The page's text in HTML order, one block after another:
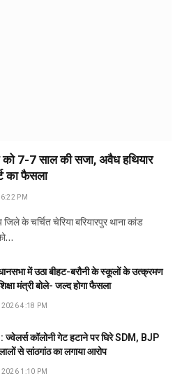
को 7-7 साल की सजा, अवैध हथियार
का फैसला
PM
के चर्चित चेरिया बरियारपुर थाना कांड
में उठा बीहट-बरौनी के स्कूलों के उत्क्रमण
मंत्री बोले- जल्द होगा फैसला
2026 4:18 PM
ज्वेलर्स कॉलोनी गेट हटाने पर घिरे SDM, BJP
से सांठगांठ का लगाया आरोप
2026 1:10 PM